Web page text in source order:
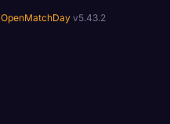
OpenMatchDayv5.43.2